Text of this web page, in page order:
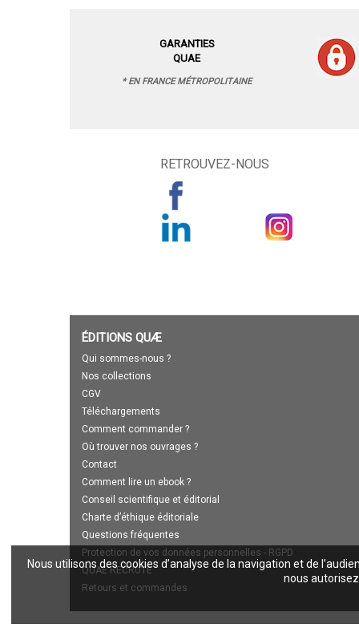
Nous utilisons des cookies d’analyse de la navigation et de
nous
GARANTIES
QUAE
* EN FRANCE MÉTROPOLITAINE
RETROUVEZ-NOUS
ÉDITIONS QUÆ
Qui sommes-nous ?
Nos collections
CGV
Téléchargements
Comment commander ?
Où trouver nos ouvrages ?
Contact
Comment lire un ebook ?
Conseil scientifique et éditorial
Charte d’éthique éditoriale
Questions fréquentes
Protection de vos données personnelles - RGPD
QUAE RECRUTE
Retours et commandes